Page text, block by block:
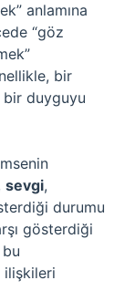
anlamına
“göz
bir
bir duyguyu
sevgi,
durumu
gösterdiği
ilişkileri